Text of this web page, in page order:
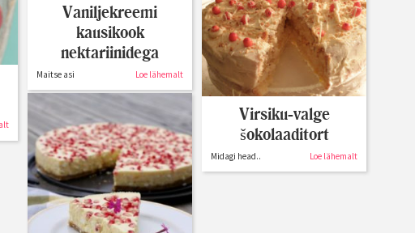
Vaniljekreemi
kausikook
nektariinidega
Maitse asi Loe lähemalt
Virsiku-valge
šokolaaditort
Midagi head.. Loe lähemalt